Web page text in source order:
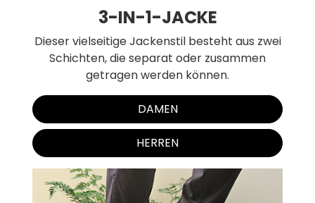
3-IN-1-JACKE
Dieser vielseitige Jackenstil besteht aus zwei
Schichten, die separat oder zusammen
getragen werden können.
DAMEN
HERREN